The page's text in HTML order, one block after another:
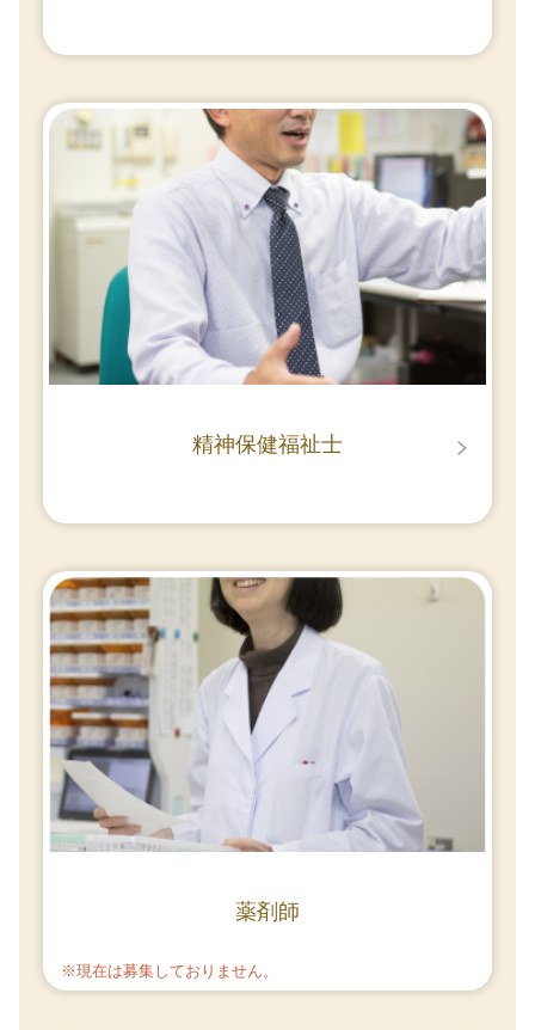
精神保健福祉士
薬剤師
※現在は募集しておりません。